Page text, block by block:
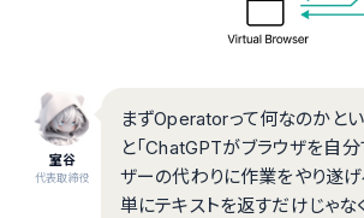
室谷
代表取締役
まずOperatorって何なのかとい
と「ChatGPTがブラウザを自分
ザーの代わりに作業をやり遂げ
単にテキストを返すだけじゃな